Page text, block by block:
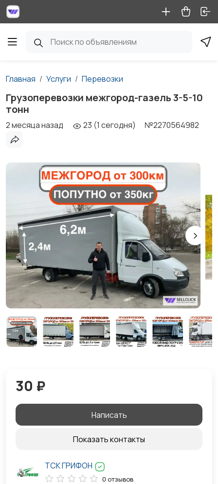
Главная Услуги Перевозки
Грузоперевозки межгород-газель 3-5-10
тонн
2 месяца назад 23 (1 сегодня) №2270564982
30 ₽
Написать
Показать контакты
ТСК ГРИФОН
0 отзывов